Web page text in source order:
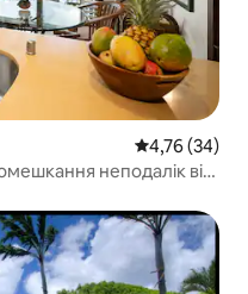
Середня
4,76 (34)
неподалік від